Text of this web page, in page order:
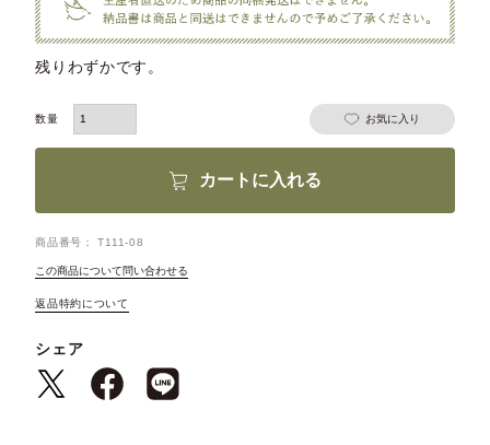
残りわずかです。
お気に入り
カートに入れる
商品番号 T111-08
この商品について問い合わせる
返品特約について
シェア